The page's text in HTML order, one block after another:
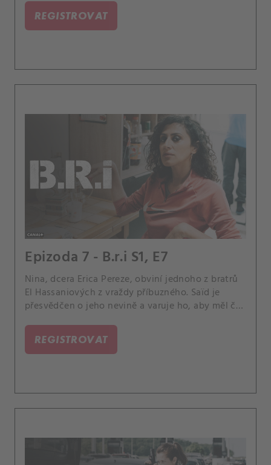
REGISTROVAT
Epizoda 7 - B.r.i S1, E7
Nina, dcera Erica Pereze, obviní jednoho z bratrů
El Hassaniových z vraždy příbuzného. Saïd je
přesvědčen o jeho nevině a varuje ho, aby měl čas
REGISTROVAT